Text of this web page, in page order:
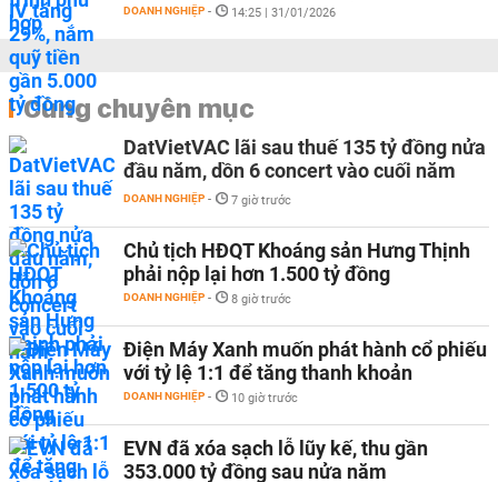
DOANH NGHIỆP - 14:25 | 31/01/2026
Cùng chuyên mục
DatVietVAC lãi sau thuế 135 tỷ đồng nửa
đầu năm, dồn 6 concert vào cuối năm
DOANH NGHIỆP - 7 giờ trước
Chủ tịch HĐQT Khoáng sản Hưng Thịnh
phải nộp lại hơn 1.500 tỷ đồng
DOANH NGHIỆP - 8 giờ trước
Điện Máy Xanh muốn phát hành cổ phiếu
với tỷ lệ 1:1 để tăng thanh khoản
DOANH NGHIỆP - 10 giờ trước
EVN đã xóa sạch lỗ lũy kế, thu gần
353.000 tỷ đồng sau nửa năm